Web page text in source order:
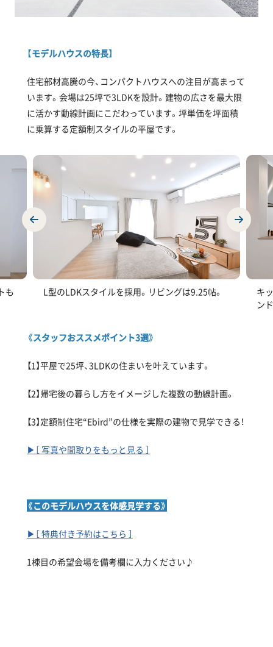
【モデルハウスの特長】
住宅部材高騰の今、コンパクトハウスへの注目が高まって
います。会場は25坪で3LDKを設計。建物の広さを最大限
に活かす動線計画にこだわっています。坪単価を坪面積
に乗算する定額制スタイルの平屋です。
も L型のLDKスタイルを採用。リビングは9.25帖。
キ
ン
《スタッフおススメポイント3選》
【1】平屋で25坪、3LDKの住まいを叶えています。
【2】帰宅後の暮らし方をイメージした複数の動線計画。
【3】定額制住宅“Ebird”の仕様を実際の建物で見学できる！
▶［ 写真や間取りをもっと見る ］
《このモデルハウスを体感見学する》
▶［ 特典付き予約はこちら ］
1棟目の希望会場を備考欄に入力ください♪